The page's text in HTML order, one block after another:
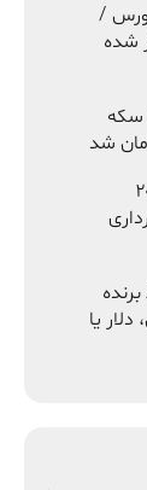
/
شده
سکه
هالیوود / ۲۰
مرداد / برنده
یا